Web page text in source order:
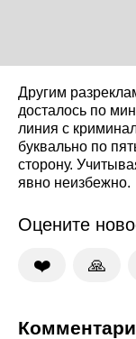
Другим
досталось по
линия с
буквально по
сторону.
явно неизбежно.
Оцените
❤️ 🙏